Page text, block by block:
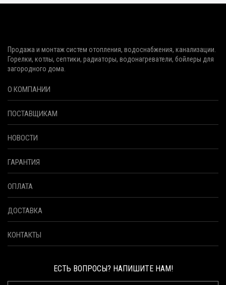
Продажа и монтаж систем отопления, водоснабжения, канализации.
Горелки, котлы, септики, радиаторы, водонагреватели, бойлеры для
загородного дома.
О КОМПАНИИ
ПОСТАВЩИКАМ
НОВОСТИ
ГАРАНТИЯ
ОПЛАТА
ДОСТАВКА
КОНТАКТЫ
ЕСТЬ ВОПРОСЫ? НАПИШИТЕ НАМ!